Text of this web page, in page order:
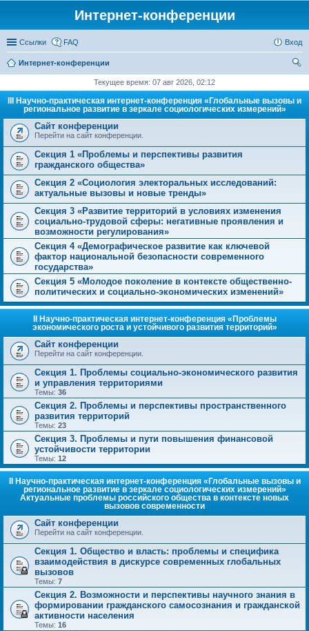
Интернет-конференции
Ссылки FAQ Вход
Интернет-конференции
Текущее время: 07 авг 2026, 02:12
III Научно-практическая интернет-конференция «Глобальные вызовы и
региональное развитие в зеркале социологических измерений»
Сайт конференции
Перейти на сайт конференции.
Секция 1 «Проблемы и перспективы развития
гражданского общества»
Секция 2 «Социология электоральных исследований:
актуальные вызовы и новые тренды»
Секция 3 «Развитие территорий в условиях изменения
социально-трудовой сферы: негативные проявления и
возможности регулирования»
Секция 4 «Демографическое развитие как ключевой
фактор национальной безопасности современного
государства»
Секция 5 «Молодое поколение в контексте общественно-
политических и социально-экономических изменений»
II Научно-практическая интернет-конференция «Проблемы
экономического роста и устойчивого развития территорий»
Сайт конференции
Перейти на сайт конференции.
Секция 1. Проблемы социально-экономического развития
и управления территориями
Темы: 36
Секция 2. Проблемы и перспективы пространственного
развития территорий
Темы: 23
Секция 3. Проблемы и пути повышения финансовой
устойчивости территории
Темы: 12
II Научно-практическая интернет-конференция «Глобальные вызовы и
региональное развитие в зеркале социологических измерений»
Актуальные проблемы российского общества в контексте новых
вызовов современности
Сайт конференции
Перейти на сайт конференции.
Секция 1. Общество и власть: проблемы и специфика
взаимодействия в дискурсе современных глобальных
вызовов
Темы: 7
Секция 2. Возможности и перспективы научного знания в
формировании гражданского самосознания и гражданской
активности населения
Темы: 16